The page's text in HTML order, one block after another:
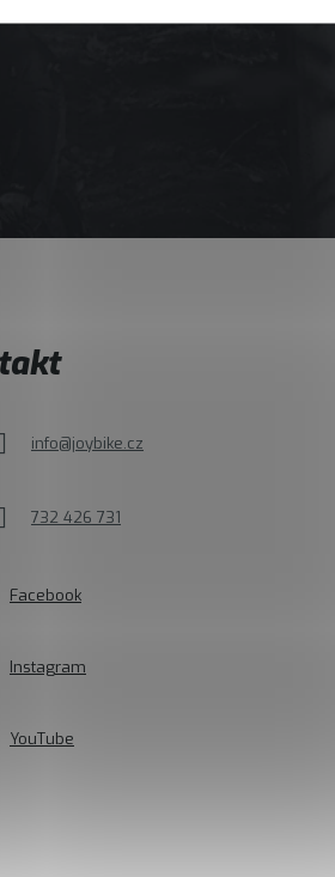
info@joybike.cz
732 426 731
Facebook
Instagram
YouTube